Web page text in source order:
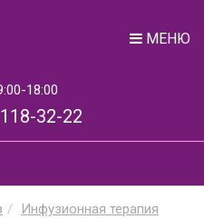
МЕНЮ
18:00
32-22
Инфузионная терапия